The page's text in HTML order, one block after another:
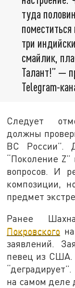
туда
три
смайлик,
Талант!” —
Telegram-
Следует
должны
ВС России”.
“Поколение
вопросов. И
композиции,
предмет
Ранее
Покровского
заявлений.
певец из США.
на самом деле